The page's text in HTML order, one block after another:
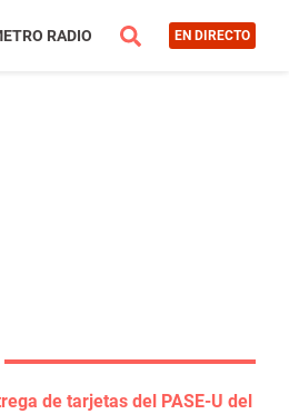
RADIO EN DIRECTO
de tarjetas del PASE-U del